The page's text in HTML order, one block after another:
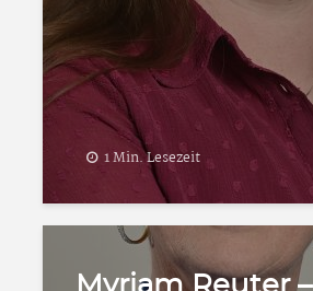
1 Min. Lesezeit